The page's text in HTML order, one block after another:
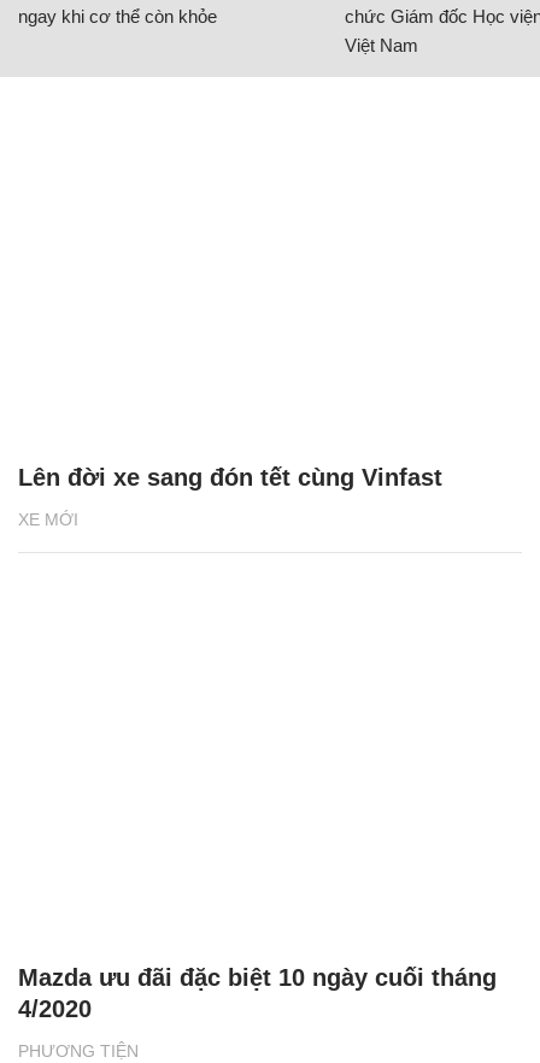
ngay khi cơ thể còn khỏe
chức Giám đốc Học
Việt Nam
XE MỚI
Lên đời xe sang đón tết cùng Vinfast
PHƯƠNG TIỆN
Mazda ưu đãi đặc biệt 10 ngày cuối tháng
4/2020